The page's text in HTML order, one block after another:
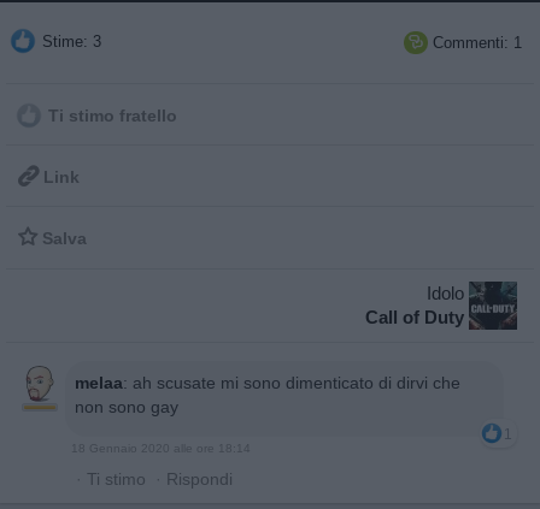
Stime: 3  Commenti: 1
Ti stimo fratello
 Link
 Salva
Idolo
Call of Duty
melaa: ah scusate mi sono dimenticato di dirvi che
non sono gay
1
18 Gennaio 2020 alle ore 18:14
· Ti stimo · Rispondi